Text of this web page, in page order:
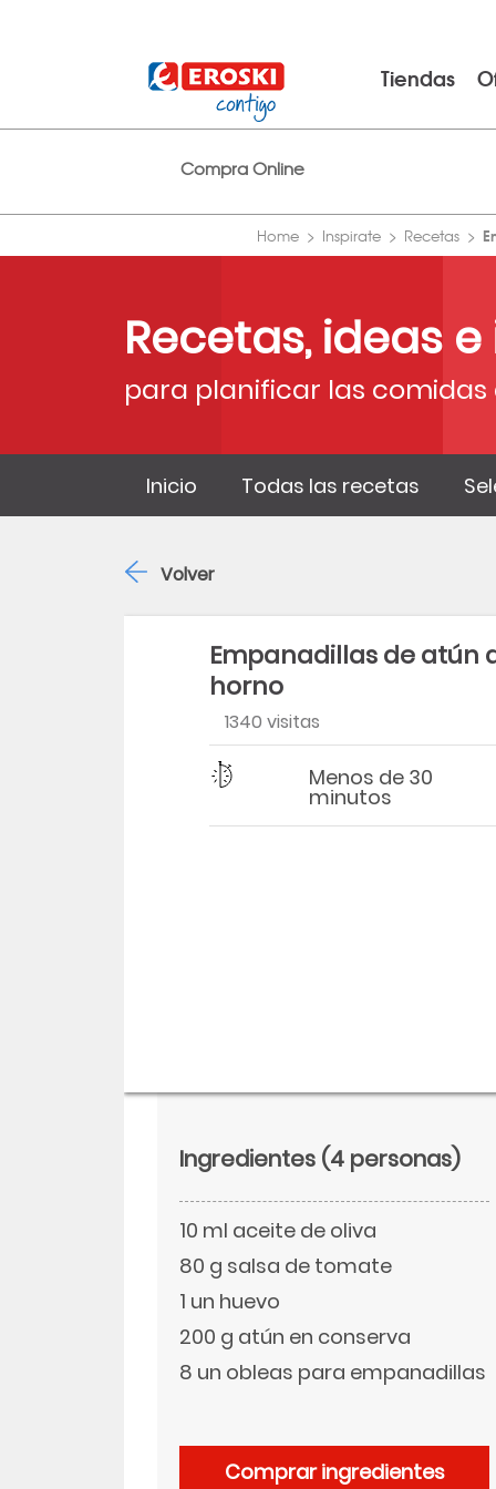
Tiendas
Compra Online
Home Inspirate Recetas
Recetas, ideas
para planificar las
Inicio Todas las recetas
Empanadillas de atún
horno
1340 visitas
Dificultad
Tiempo Menos de 30
minutos
Ingredientes (4 personas)
10 ml aceite de oliva
80 g salsa de tomate
1 un huevo
200 g atún en conserva
8 un obleas para empanadillas
Comprar ingredientes
Volver